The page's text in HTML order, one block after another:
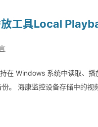
放工具Local
在 Windows 系统中读取、
。 海康监控设备存储中的